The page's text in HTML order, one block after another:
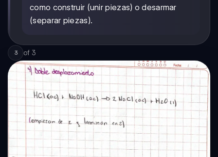
como construir (unir piezas) o desarmar
(separar piezas).
3 of 3